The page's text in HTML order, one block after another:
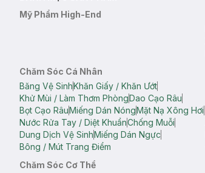
Mỹ Phẩm High-End
Chăm Sóc Cá Nhân
Băng Vệ SinhKhăn Giấy / Khăn Ướt
Khử Mùi / Làm Thơm PhòngDao Cạo Râu
Bọt Cạo RâuMiếng Dán NóngMặt Nạ Xông Hơi
Nước Rửa Tay / Diệt KhuẩnChống Muỗi
Dung Dịch Vệ SinhMiếng Dán Ngực
Bông / Mút Trang Điểm
Chăm Sóc Cơ Thể